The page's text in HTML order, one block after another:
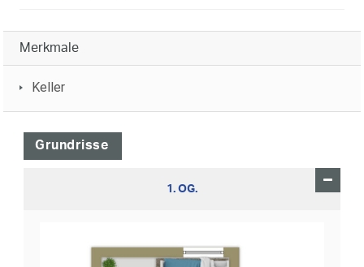
Merkmale
Keller
Grundrisse
1. OG.